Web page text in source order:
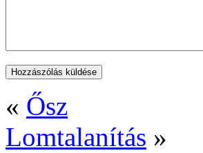
« Ősz
Lomtalanítás »